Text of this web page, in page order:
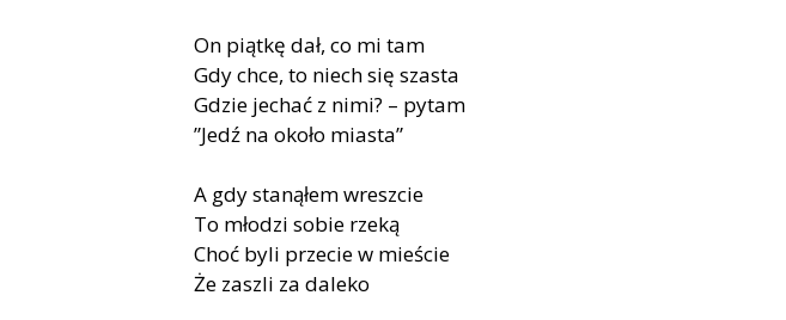
On piątkę dał, co mi tam
Gdy chce, to niech się szasta
Gdzie jechać z nimi? – pytam
”Jedź na około miasta”
A gdy stanąłem wreszcie
To młodzi sobie rzeką
Choć byli przecie w mieście
Że zaszli za daleko